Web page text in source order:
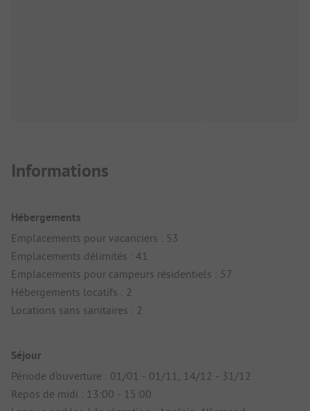
Informations
Hébergements
Emplacements pour vacanciers : 53
Emplacements délimités : 41
Emplacements pour campeurs résidentiels : 57
Hébergements locatifs : 2
Locations sans sanitaires : 2
Séjour
Période d'ouverture : 01/01 - 01/11, 14/12 - 31/12
Repos de midi : 13:00 - 15:00